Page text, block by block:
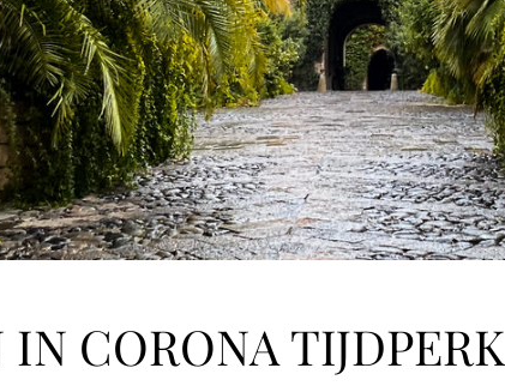
CORONA TIJDPERK